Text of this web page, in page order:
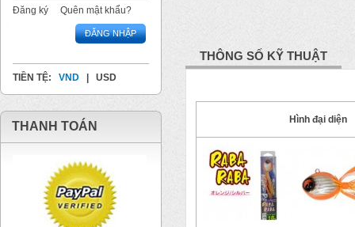
Đăng ký Quên mật khẩu?
ĐĂNG NHẬP
TIỀN TỆ: VND USD
THANH TOÁN
THÔNG SỐ KỸ THUẬT
Hình đại diện